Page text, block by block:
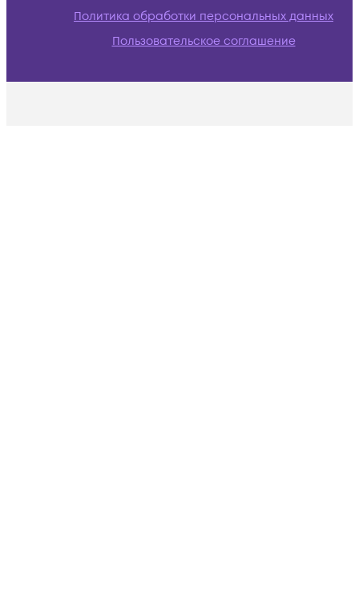
Политика обработки персональных данных
Пользовательское соглашение